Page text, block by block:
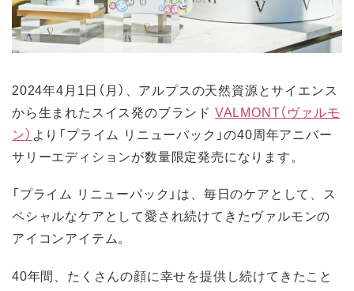
2024年4月1日（月）、アルプスの天然資源とサイエンス
から生まれたスイス発のブランド VALMONT（ヴァルモ
ン） より「プライム リニューパック」の40周年アニバー
サリーエディションが数量限定発売になります。
「プライム リニューパック」は、毎日のケアとして、ス
ペシャルなケアとして愛され続けてきたヴァルモンの
アイコンアイテム。
40年間、たくさんの顔に幸せを提供し続けてきたこと